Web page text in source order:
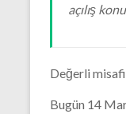
açılış
Değerli
Bugün 14